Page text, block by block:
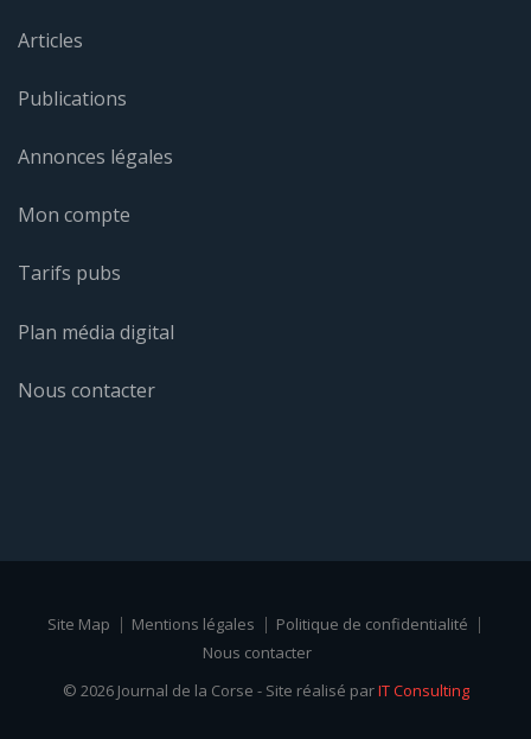
Articles
Publications
Annonces légales
Mon compte
Tarifs pubs
Plan média digital
Nous contacter
Site Map Mentions légales
Politique de confidentialité
Nous contacter
© 2026 Journal de la Corse - Site réalisé parIT Consulting